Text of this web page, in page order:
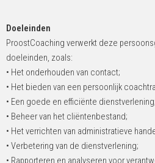
Doeleinden
ProostCoaching verwerkt deze
doeleinden, zoals:
• Het onderhouden van contact;
• Het bieden van een persoonlijk
• Een goede en efficiënte dienstverlening;
• Beheer van het cliëntenbestand;
• Het verrichten van administratieve
• Verbetering van de dienstverlening;
• Rapporteren en analyseren voor